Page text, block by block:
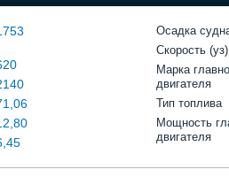
Осадка
Скорость (уз)
Марка
двигателя
Тип топлива
Мощность
двигателя